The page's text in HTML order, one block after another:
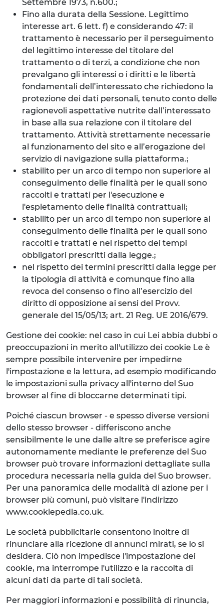
Settembre 1973, n.600.;
Fino alla durata della Sessione. Legittimo
interesse art. 6 lett. f) e considerando 47: il
trattamento è necessario per il perseguimento
del legittimo interesse del titolare del
trattamento o di terzi, a condizione che non
prevalgano gli interessi o i diritti e le libertà
fondamentali dell’interessato che richiedono la
protezione dei dati personali, tenuto conto delle
ragionevoli aspettative nutrite dall’interessato
in base alla sua relazione con il titolare del
trattamento. Attività strettamente necessarie
al funzionamento del sito e all’erogazione del
servizio di navigazione sulla piattaforma.;
stabilito per un arco di tempo non superiore al
conseguimento delle finalità per le quali sono
raccolti e trattati per l'esecuzione e
l'espletamento delle finalità contrattuali;
stabilito per un arco di tempo non superiore al
conseguimento delle finalità per le quali sono
raccolti e trattati e nel rispetto dei tempi
obbligatori prescritti dalla legge.;
nel rispetto dei termini prescritti dalla legge per
la tipologia di attività e comunque fino alla
revoca del consenso o fino all’esercizio del
diritto di opposizione ai sensi del Provv.
generale del 15/05/13; art. 21 Reg. UE 2016/679.
Gestione dei cookie: nel caso in cui Lei abbia dubbi o
preoccupazioni in merito all'utilizzo dei cookie Le è
sempre possibile intervenire per impedirne
l'impostazione e la lettura, ad esempio modificando
le impostazioni sulla privacy all'interno del Suo
browser al fine di bloccarne determinati tipi.
Poiché ciascun browser - e spesso diverse versioni
dello stesso browser - differiscono anche
sensibilmente le une dalle altre se preferisce agire
autonomamente mediante le preferenze del Suo
browser può trovare informazioni dettagliate sulla
procedura necessaria nella guida del Suo browser.
Per una panoramica delle modalità di azione per i
browser più comuni, può visitare l'indirizzo
www.cookiepedia.co.uk.
Le società pubblicitarie consentono inoltre di
rinunciare alla ricezione di annunci mirati, se lo si
desidera. Ciò non impedisce l'impostazione dei
cookie, ma interrompe l'utilizzo e la raccolta di
alcuni dati da parte di tali società.
Per maggiori informazioni e possibilità di rinuncia,